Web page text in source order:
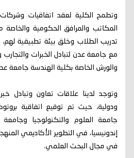
وتطمح الكلية لعقد اتفاقيات
المكاتب والمرافق الحكومية
تدريب الطلاب وخلق بيئة تطبيقية لهم،
مع جامعة عدن لتبادل الخبرات والتجارب
والورش الخاصة بكلية الهندسة جامعة
وتوجد لدينا علاقات تعاون وتبادل
ودولية، حيث تم توقيع اتفاقية
جامعة العلوم والتكنولوجيا
إندونيسيا، في التطوير الأكاديمي
في مجال البحث العلمي.